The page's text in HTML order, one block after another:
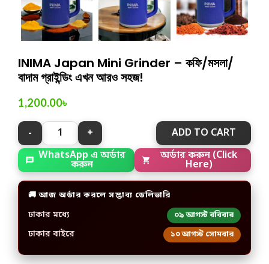
INIMA Japan Mini Grinder – কফি/মসলা/
বাদাম গ্রাইন্ডিং এখন আরও সহজ!
1,200.00৳
ADD TO CART
WhatsApp এ অর্ডার
করুন
অর্ডার করুন (Click
Here)
🚚 আজ অর্ডার করলে সম্ভাব্য ডেলিভারি
ঢাকার মধ্যে ০৯ আগস্ট রবিবার
ঢাকার বাইরে ১০ আগস্ট সোমবার